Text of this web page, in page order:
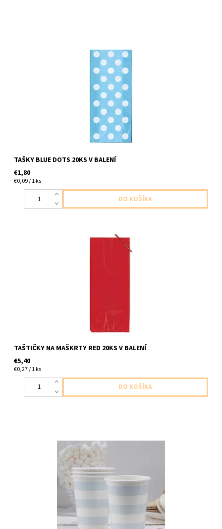
plastove darcekove tasticky modre s bielymi bodkami 20ks v
balení velkost 28,5 x 12,5cm
TAŠKY BLUE DOTS 20KS V BALENÍ
€1,80
€0,09 / 1 ks
plastove tasticky na maskrty/drobnosti cervene 20ks v balení
TAŠTIČKY NA MAŠKRTY RED 20KS V BALENÍ
€5,40
€0,27 / 1 ks
Papierový pohár pastelovo modra 8ks v balení velkost 200ml